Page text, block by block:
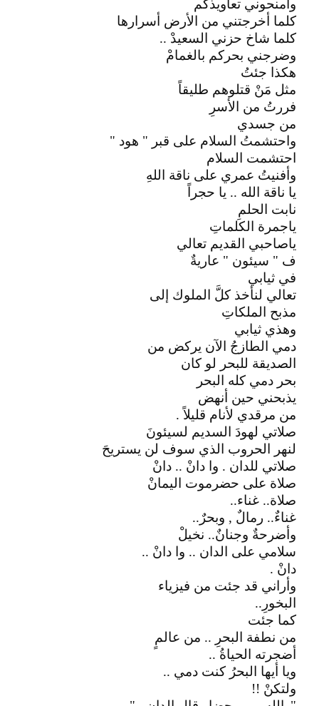
وامنحوني تعاويذكم
كلما أخرجتني من الأرض أسرارها
كلما شاخ حزني السعيدْ ..
وضرجني بحركم بالغمامْ
هكذا جئتُ
مثل مَنْ قتلوهم طليقاً
فررتُ من الأسرِ
من جسدي
واحتشمتُ السلام على قبر " هود "
احتشمت السلام
وأفنيتُ عمري على ناقة اللهِ
يا ناقة الله .. يا حجراً
نابت الحلمِ
ياجمرة الكلماتِ
ياصاحبي القديم تعالي
ف " سيئون " عاريةٌ
في ثيابي
تعالي لنأخذ كلَّ الملوك إلى
مذبح الملكاتِ
وهذي ثيابي
دمي الطازجُ الآن يركض من
الصديقة للبحر لو كان
بحر دمي كله البحر
يذبحني حين أنهض
من مرقدي لأنام قليلاً .
صلاتي لهودَ السديم لسيئونَ
لنهر الحروب الذي سوف لن يستريحَ
صلاتي للدان . وا دانْ .. دانْ
صلاة على حضرموت اليمانْ
صلاة.. غناء..
غناءٌ.. رمالٌ , وبحرٌ..
وأضرحةٌ وجنانٌ.. نخيلْ
سلامي على الدان .. وا دانْ ..
دانْ .
وأراني قد جئت من فيزياء
البخورِ..
كما جئت
من نطفة البحرِ .. من عالمٍ
أضجرته الحياةُ ..
ويا أيها البحرُ كنت دمي ..
ولتكنْ !!